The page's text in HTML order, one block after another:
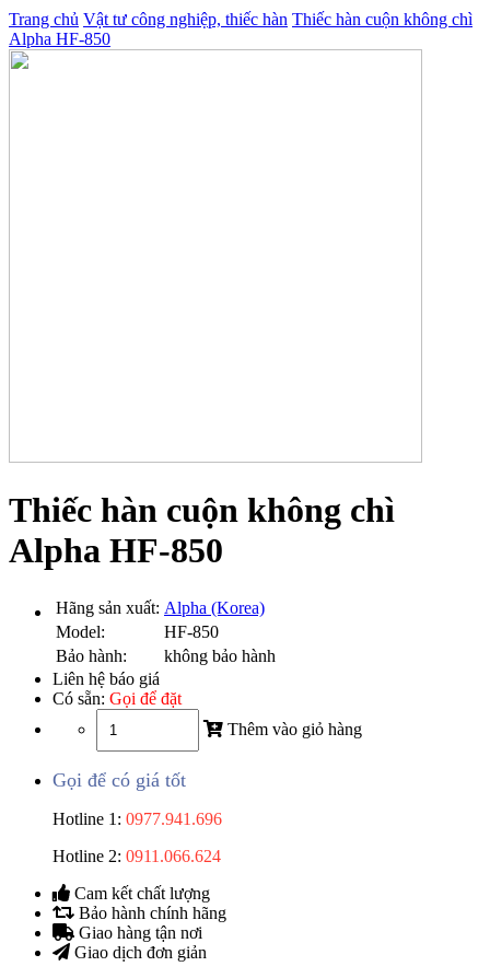
Trang chủ Vật tư công nghiệp, thiếc hàn Thiếc hàn cuộn không chì
Alpha HF-850
Thiếc hàn cuộn không chì
Alpha HF-850
Hãng sản xuất: Alpha (Korea)
Model:
HF-850
Bảo hành:
không bảo hành
Liên hệ báo giá
Có sẵn: Gọi để đặt
Thêm vào giỏ hàng
Gọi để có giá tốt
Hotline 1: 0977.941.696
Hotline 2: 0911.066.624
Cam kết chất lượng
Bảo hành chính hãng
Giao hàng tận nơi
Giao dịch đơn giản